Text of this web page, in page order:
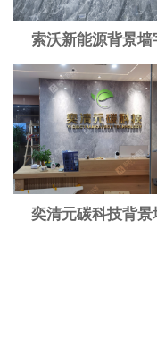
索沃新能源背景墙
奕清元碳科技背景